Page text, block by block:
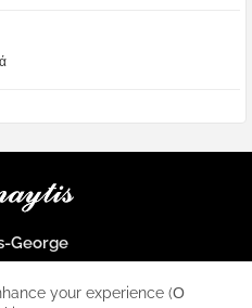
George
για κάθε iphone
your experience (Ο